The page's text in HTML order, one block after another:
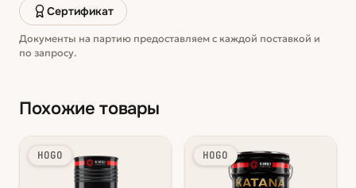
Сертификат
Документы на партию предоставляем с каждой поставкой и
по запросу.
Похожие товары
HOGO HOGO